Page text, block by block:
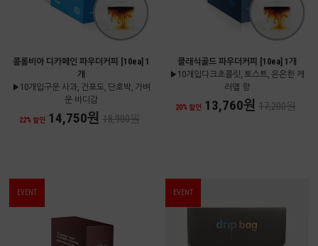
콜롬비아 디카페인 파우더커피 [10ea] 1
개
▶10개입구운 사과, 건포도, 단호박, 가벼
운 바디감
22% 할인 14,750원 18,900원
클래식골드 파우더커피 [10ea] 1개
▶10개입다크초콜릿, 토스트, 은은한 캐
러멜 향
20% 할인 13,760원 17,200원
EVENT EVENT